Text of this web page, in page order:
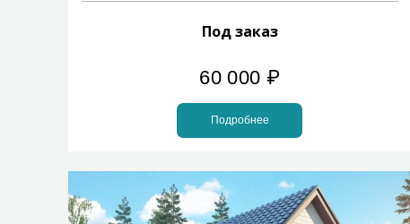
Под заказ
60 000 ₽
Подробнее